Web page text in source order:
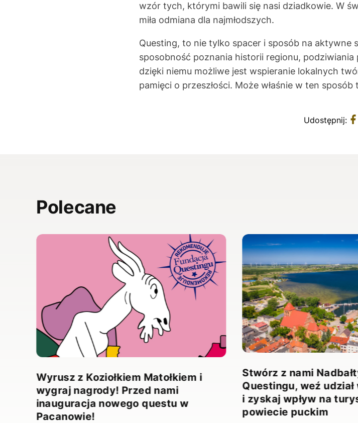
wzór tych, którymi bawili się nasi dziadkowie. W
miła odmiana dla najmłodszych.
Questing, to nie tylko spacer i sposób na aktywne
sposobność poznania historii regionu,
dzięki niemu możliwe jest wspieranie lokalnych
pamięci o przeszłości. Może właśnie w ten sposób
Udostępnij:
Polecane
Wyrusz z Koziołkiem Matołkiem i
wygraj nagrody! Przed nami
inauguracja nowego questu w
Pacanowie!
Stwórz z nami
Questingu, weź
i zyskaj wpływ na
powiecie puckim